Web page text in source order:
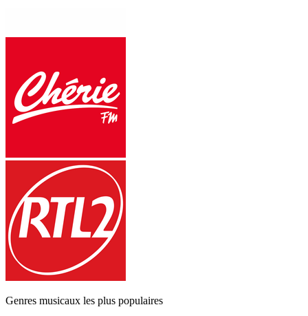
Genres musicaux les plus populaires